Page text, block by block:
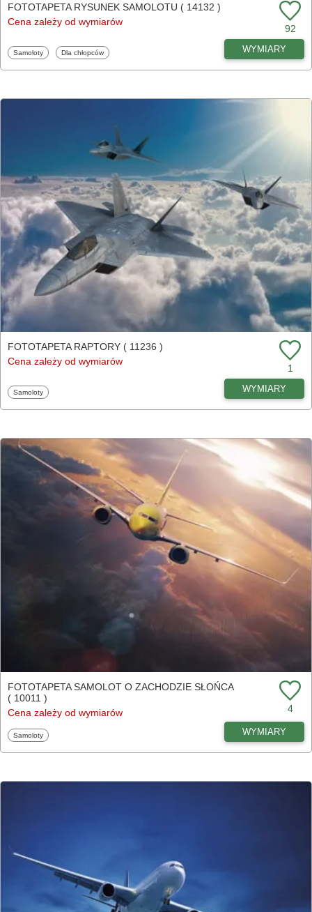
FOTOTAPETA RYSUNEK SAMOLOTU ( 14132 )
Cena zależy od wymiarów
92
Fototapety
Samoloty Fototapety
Dla chłopców WYMIARY
FOTOTAPETA RAPTORY ( 11236 )
Cena zależy od wymiarów
1
Fototapety
Samoloty WYMIARY
FOTOTAPETA SAMOLOT O ZACHODZIE SŁOŃCA
( 10011 )
Cena zależy od wymiarów
4
Fototapety
Samoloty WYMIARY